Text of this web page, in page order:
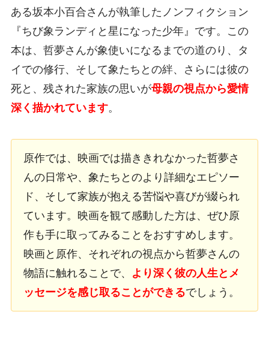
ある坂本小百合さんが執筆したノンフィクション
『ちび象ランディと星になった少年』です。この
本は、哲夢さんが象使いになるまでの道のり、タ
イでの修行、そして象たちとの絆、さらには彼の
死と、残された家族の思いが母親の視点から愛情
深く描かれています。
原作では、映画では描ききれなかった哲夢さ
んの日常や、象たちとのより詳細なエピソー
ド、そして家族が抱える苦悩や喜びが綴られ
ています。映画を観て感動した方は、ぜひ原
作も手に取ってみることをおすすめします。
映画と原作、それぞれの視点から哲夢さんの
物語に触れることで、
より深く彼の人生とメ
ッセージを感じ取ることができるでしょう。